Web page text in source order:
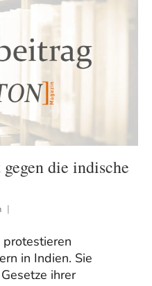
die indische
protestieren
in Indien. Sie
ihrer